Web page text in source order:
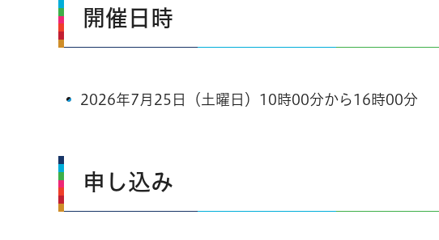
開催日時
2026年7月25日（土曜日）10時00分から16時00分
申し込み